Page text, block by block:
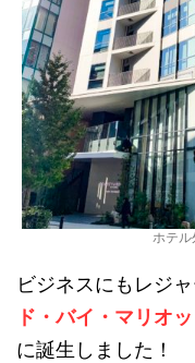
ホテル
ビジネスにもレジ
ド・バイ・マリオ
に誕生しました！